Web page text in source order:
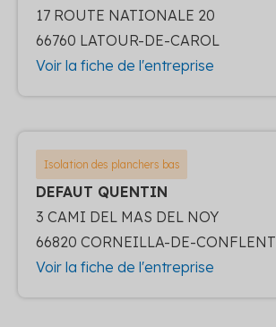
17 ROUTE NATIONALE 20
66760 LATOUR-DE-CAROL
Voir la fiche de l'entreprise
Isolation des planchers bas
DEFAUT QUENTIN
3 CAMI DEL MAS DEL NOY
66820 CORNEILLA-DE-CONFLENT
Voir la fiche de l'entreprise